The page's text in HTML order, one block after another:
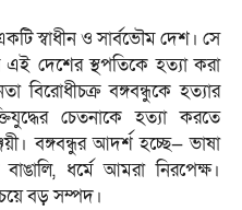
স্বাধীন ও সার্বভৌম দেশ। সে
দেশের স্থপতিকে হত্যা করা
বিরোধীচক্র বঙ্গবন্ধুকে হত্যার
চেতনাকে হত্যা করতে
বঙ্গবন্ধুর আদর্শ হচ্ছে— ভাষা
ধর্মে আমরা নিরপেক্ষ।
বড় সম্পদ।